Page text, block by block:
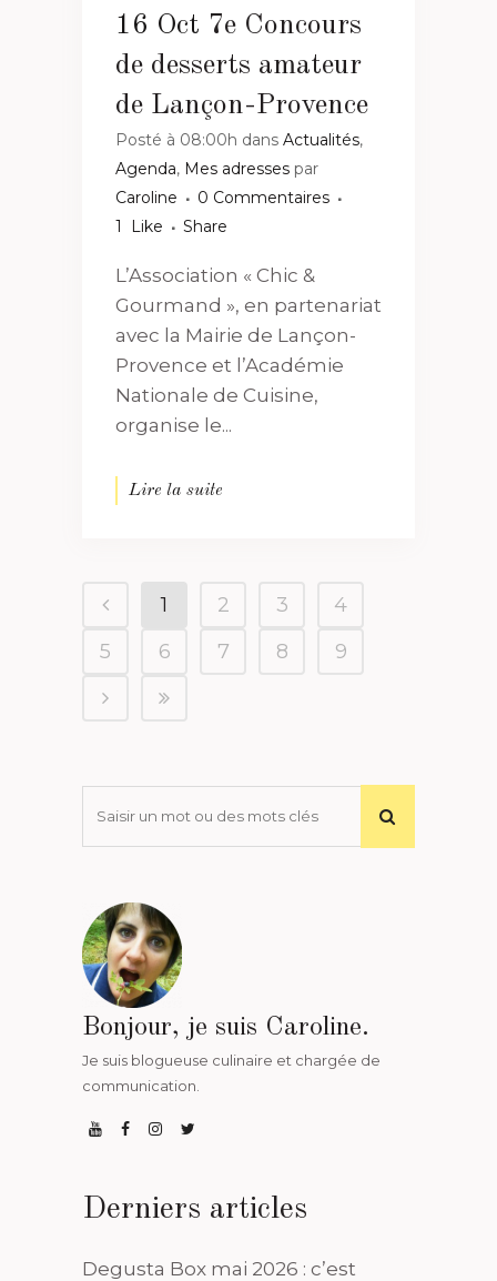
16 Oct 7e Concours
de desserts amateur
de Lançon-Provence
Posté à 08:00h dans Actualités,
Agenda, Mes adresses par
Caroline
0 Commentaires
1
Like Share
L’Association « Chic &
Gourmand », en partenariat
avec la Mairie de Lançon-
Provence et l’Académie
Nationale de Cuisine,
organise le...
Lire la suite
1 2 3
4
5
6 7 8 9
Bonjour, je suis Caroline.
Je suis blogueuse culinaire et chargée de
communication.
Derniers articles
Degusta Box mai 2026 : c’est